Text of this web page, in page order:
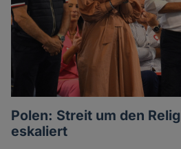
Polen: Streit um den
eskaliert